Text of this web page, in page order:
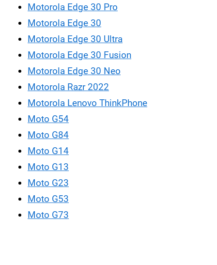
Motorola Edge 30 Pro
Motorola Edge 30
Motorola Edge 30 Ultra
Motorola Edge 30 Fusion
Motorola Edge 30 Neo
Motorola Razr 2022
Motorola Lenovo ThinkPhone
Moto G54
Moto G84
Moto G14
Moto G13
Moto G23
Moto G53
Moto G73